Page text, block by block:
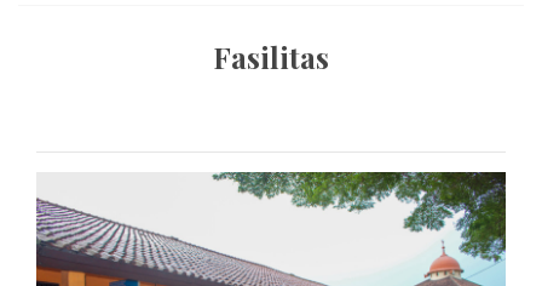
Fasilitas